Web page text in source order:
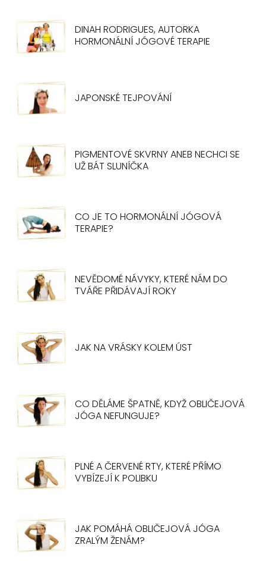
DINAH RODRIGUES, AUTORKA
HORMONÁLNÍ JÓGOVÉ TERAPIE
JAPONSKÉ TEJPOVÁNÍ
PIGMENTOVÉ SKVRNY ANEB NECHCI SE
UŽ BÁT SLUNÍČKA
CO JE TO HORMONÁLNÍ JÓGOVÁ
TERAPIE?
NEVĚDOMÉ NÁVYKY, KTERÉ NÁM DO
TVÁŘE PŘIDÁVAJÍ ROKY
JAK NA VRÁSKY KOLEM ÚST
CO DĚLÁME ŠPATNĚ, KDYŽ OBLIČEJOVÁ
JÓGA NEFUNGUJE?
PLNÉ A ČERVENÉ RTY, KTERÉ PŘÍMO
VYBÍZEJÍ K POLIBKU
JAK POMÁHÁ OBLIČEJOVÁ JÓGA
ZRALÝM ŽENÁM?